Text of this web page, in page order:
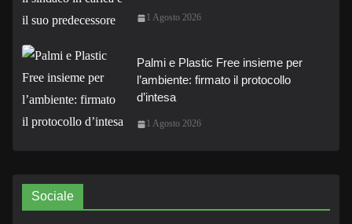
1 Agosto 2026
Palmi e Plastic Free insieme per
l’ambiente: firmato il protocollo
d’intesa
1 Agosto 2026
Sociale